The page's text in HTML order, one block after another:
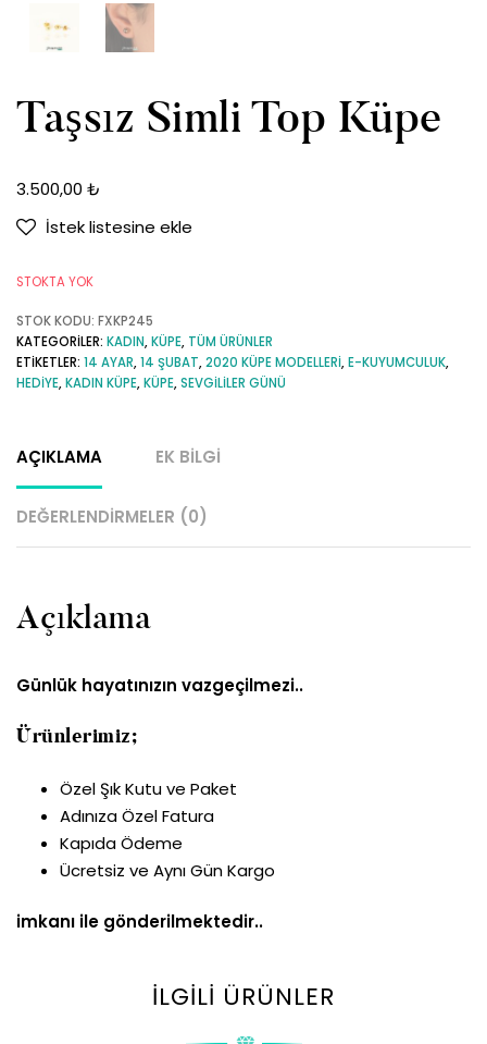
Taşsız Simli Top Küpe
3.500,00 ₺
İstek listesine ekle
STOKTA YOK
STOK KODU: FXKP245
KATEGORILER: KADIN,KÜPE, TÜM ÜRÜNLER
ETIKETLER: 14 AYAR,14 ŞUBAT,2020 KÜPE MODELLERI,E-KUYUMCULUK,
HEDIYE,KADIN KÜPE,KÜPE,SEVGILILER GÜNÜ
AÇIKLAMA EK BILGI
DEĞERLENDIRMELER (0)
Açıklama
Günlük hayatınızın vazgeçilmezi..
Ürünlerimiz;
Özel Şık Kutu ve Paket
Adınıza Özel Fatura
Kapıda Ödeme
Ücretsiz ve Aynı Gün Kargo
imkanı ile gönderilmektedir..
İLGILI ÜRÜNLER